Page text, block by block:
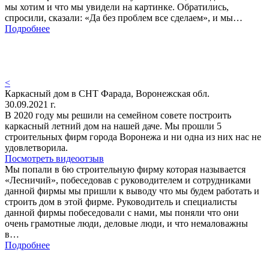
мы хотим и что мы увидели на картинке. Обратились,
спросили, сказали: «Да без проблем все сделаем», и мы…
Подробнее
<
Каркасный дом в СНТ Фарада, Воронежская обл.
30.09.2021 г.
В 2020 году мы решили на семейном совете построить
каркасный летний дом на нашей даче. Мы прошли 5
строительных фирм города Воронежа и ни одна из них нас не
удовлетворила.
Посмотреть видеоотзыв
Мы попали в 6ю строительную фирму которая называется
«Лесничий», побеседовав с руководителем и сотрудниками
данной фирмы мы пришли к выводу что мы будем работать и
строить дом в этой фирме. Руководитель и специалисты
данной фирмы побеседовали с нами, мы поняли что они
очень грамотные люди, деловые люди, и что немаловажны
в…
Подробнее